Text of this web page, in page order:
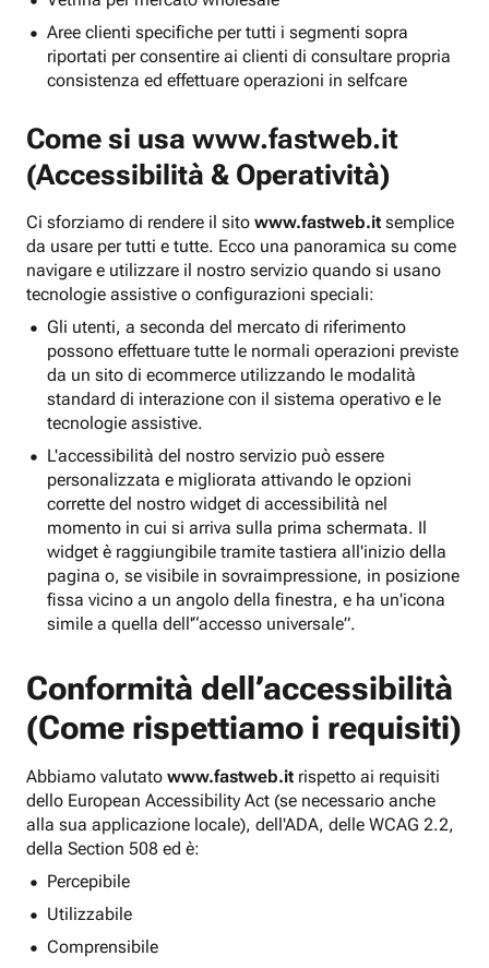
Aree clienti specifiche per tutti i segmenti sopra
riportati per consentire ai clienti di consultare propria
consistenza ed effettuare operazioni in selfcare
Come si usa www.fastweb.it
(Accessibilità & Operatività)
Ci sforziamo di rendere il sito www.fastweb.it semplice
da usare per tutti e tutte. Ecco una panoramica su come
navigare e utilizzare il nostro servizio quando si usano
tecnologie assistive o configurazioni speciali:
Gli utenti, a seconda del mercato di riferimento
possono effettuare tutte le normali operazioni previste
da un sito di ecommerce utilizzando le modalità
standard di interazione con il sistema operativo e le
tecnologie assistive.
L'accessibilità del nostro servizio può essere
personalizzata e migliorata attivando le opzioni
corrette del nostro widget di accessibilità nel
momento in cui si arriva sulla prima schermata. Il
widget è raggiungibile tramite tastiera all'inizio della
pagina o, se visibile in sovraimpressione, in posizione
fissa vicino a un angolo della finestra, e ha un'icona
simile a quella dell'“accesso universale”.
Conformità dell’accessibilità
(Come rispettiamo i requisiti)
Abbiamo valutato www.fastweb.it rispetto ai requisiti
dello European Accessibility Act (se necessario anche
alla sua applicazione locale), dell'ADA, delle WCAG 2.2,
della Section 508 ed è:
Percepibile
Utilizzabile
Comprensibile